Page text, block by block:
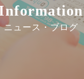
ニュース・ブログ